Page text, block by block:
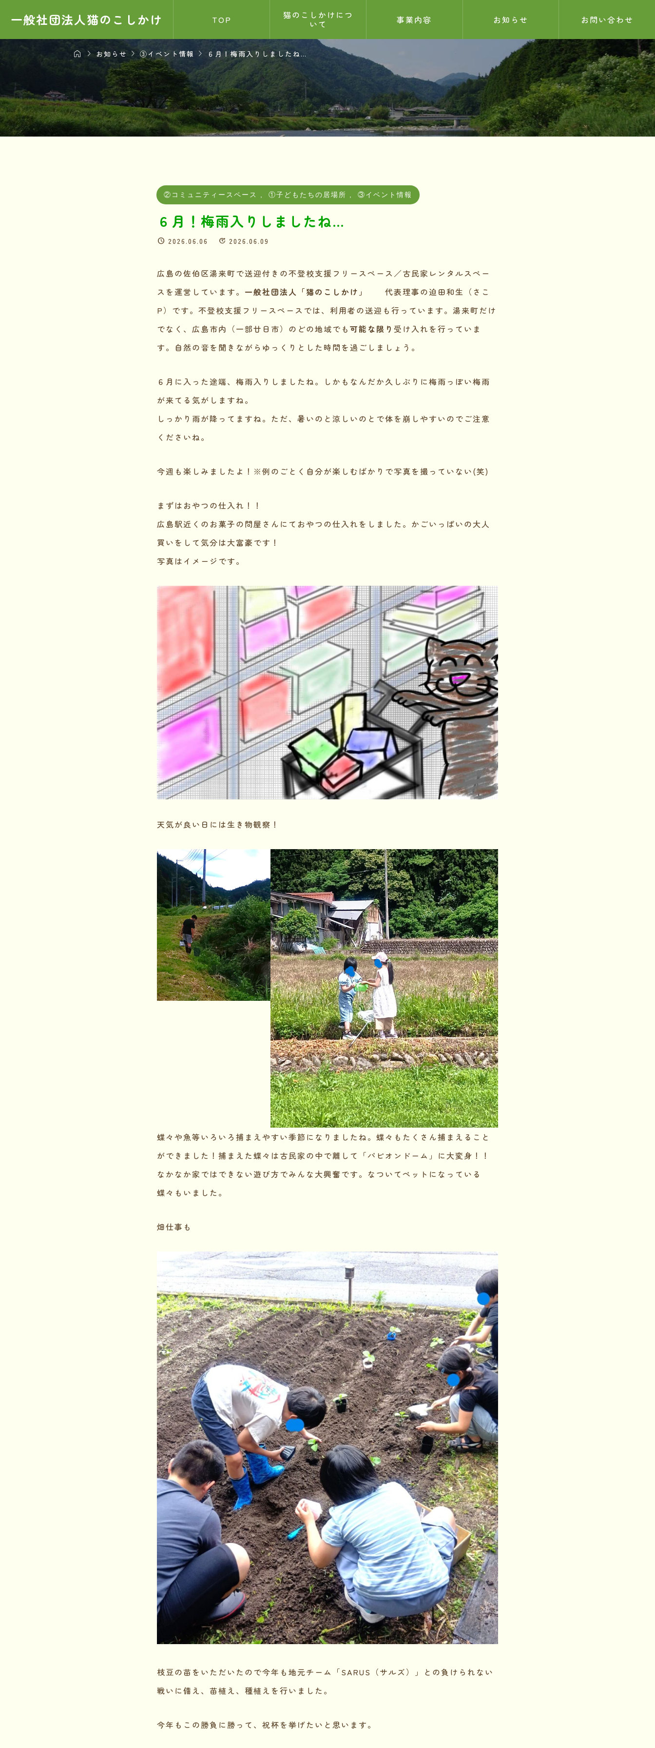
一般社団法人猫のこしかけ TOP 猫のこしかけにつ
いて 事業内容 お知らせ お問い合わせ
お知らせ
サンプル記事
2025.05.26
サンプル記事
2025.05.26
  お知らせ③イベント情報  ６月！梅雨入りしましたね…
②コミュニティースペース ①子どもたちの居場所 ③イベント情報
６月！梅雨入りしましたね…
2026.06.06 2026.06.09
広島の佐伯区湯来町で送迎付きの不登校支援フリースペース／古民家レンタルスペー
スを運営しています。 一般社団法人「猫のこしかけ」
代表理事の迫田和生（さこ
P）です。不登校支援フリースペースでは、利用者の送迎も行っています。湯来町だけ
でなく、広島市内（一部廿日市）のどの地域でも 可能な限り 受け入れを行っていま
す。自然の音を聞きながらゆっくりとした時間を過ごしましょう。
６月に入った途端、梅雨入りしましたね。しかもなんだか久しぶりに梅雨っぽい梅雨
が来てる気がしますね。
しっかり雨が降ってますね。ただ、暑いのと涼しいのとで体を崩しやすいのでご注意
くださいね。
今週も楽しみましたよ！※例のごとく自分が楽しむばかりで写真を撮っていない(笑)
まずはおやつの仕入れ！！
広島駅近くのお菓子の問屋さんにておやつの仕入れをしました。かごいっぱいの大人
買いをして気分は大富豪です！
写真はイメージです。
天気が良い日には生き物観察！
蝶々や魚等いろいろ捕まえやすい季節になりましたね。蝶々もたくさん捕まえること
ができました！捕まえた蝶々は古民家の中で離して「パピオンドーム」に大変身！！
なかなか家ではできない遊び方でみんな大興奮です。なついてペットになっている
蝶々もいました。
畑仕事も
枝豆の苗をいただいたので今年も地元チーム「SARUS（サルズ）」との負けられない
戦いに備え、苗植え、種植えを行いました。
今年もこの勝負に勝って、祝杯を挙げたいと思います。